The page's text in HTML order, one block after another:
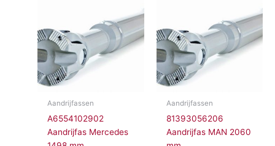
Aandrijfassen
A6554102902
Aandrijfas Mercedes
Aandrijfassen
81393056206
Aandrijfas MAN 2060